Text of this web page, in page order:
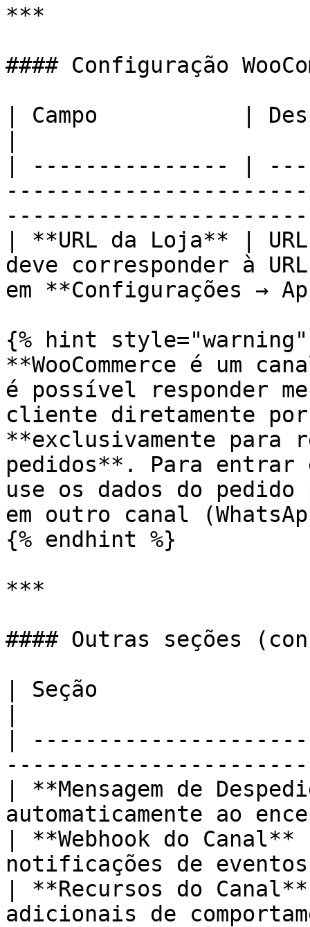
***
#### Configuração
| Campo           |
| --------------- |
| **URL da Loja** | URL
deve corresponder à
em **Configurações →
{% hint style="warning"
**WooCommerce é um
é possível responder
cliente diretamente
**exclusivamente para
pedidos**. Para entrar
use os dados do
em outro canal
{% endhint %}
***
#### Outras seções
| Seção
|
| **Mensagem de
automaticamente ao
| **Webhook do
notificações de
| **Recursos do
adicionais de